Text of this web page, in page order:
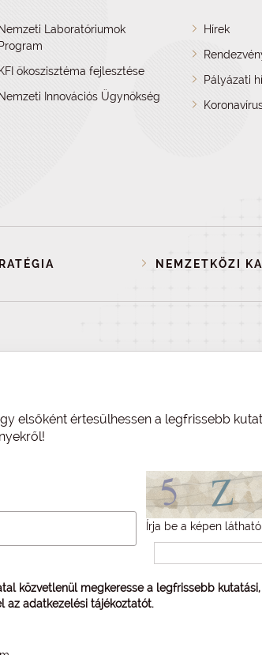
Nemzeti Laboratóriumok
Program
KFI ökoszisztéma fejlesztése
Nemzeti Innovációs Ügynökség
Hírek
Pályázati
NEMZETKÖZI
elsőként értesülhessen a legfrissebb
Írja be a képen
közvetlenül megkeresse a legfrissebb
az adatkezelési tájékoztatót.